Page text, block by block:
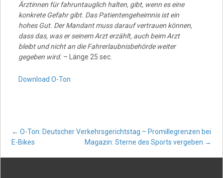
Ärztinnen für fahruntauglich halten, gibt, wenn es eine
konkrete Gefahr gibt. Das Patientengeheimnis ist ein
hohes Gut. Der Mandant muss darauf vertrauen können,
dass das, was er seinem Arzt erzählt, auch beim Arzt
bleibt und nicht an die Fahrerlaubnisbehörde weiter
gegeben wird. – Länge 25 sec.
Download O-Ton
Post
← O-Ton: Deutscher Verkehrsgerichtstag – Promillegrenzen bei
E-Bikes
Magazin: Sterne des Sports vergeben →